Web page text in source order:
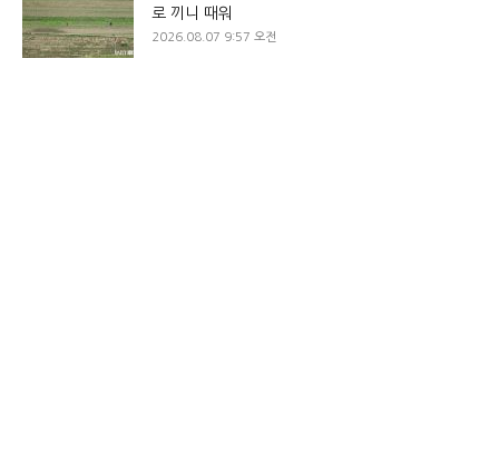
로 끼니 때워
2026.08.07 9:57 오전